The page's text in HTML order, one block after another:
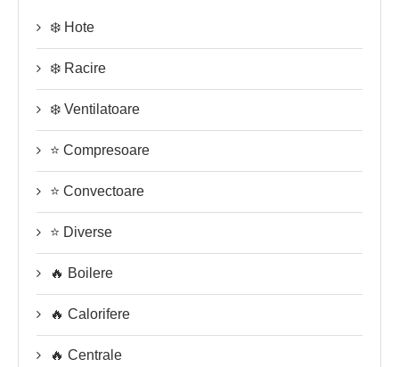
❄️ Hote
❄️ Racire
❄️ Ventilatoare
⭐ Compresoare
⭐ Convectoare
⭐ Diverse
🔥 Boilere
🔥 Calorifere
🔥 Centrale